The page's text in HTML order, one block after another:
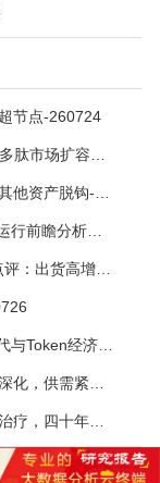
节点-260724
中银国际-2026年2季度交通运输行业经济运行前瞻分析：地缘冲突致航运和航空景气度分化，交通基础设施板块总体呈现稳健特征-260724
东吴证券-宁德时代-300750-2026年中报点评：出货高增业绩稳健，回购彰显龙头信心-260726
国联民生证券-AI行业深度研究报告：AI时代与Token经济，从技术符号到数字石油-260801
招商证券-创新药行业深度研究：RAS靶向治疗，四十年不可成药的终结，与终结之后的治疗格局演化-260805